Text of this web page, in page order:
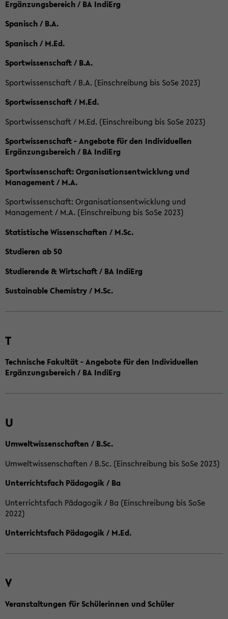
Ergänzungsbereich / BA IndiErg
Spanisch / B.A.
Spanisch / M.Ed.
Sportwissenschaft / B.A.
Sportwissenschaft / B.A. (Einschreibung bis SoSe 2023)
Sportwissenschaft / M.Ed.
Sportwissenschaft / M.Ed. (Einschreibung bis SoSe 2023)
Sportwissenschaft - Angebote für den Individuellen
Ergänzungsbereich / BA IndiErg
Sportwissenschaft: Organisationsentwicklung und
Management / M.A.
Sportwissenschaft: Organisationsentwicklung und
Management / M.A. (Einschreibung bis SoSe 2023)
Statistische Wissenschaften / M.Sc.
Studieren ab 50
Studierende & Wirtschaft / BA IndiErg
Sustainable Chemistry / M.Sc.
T
Technische Fakultät - Angebote für den Individuellen
Ergänzungsbereich / BA IndiErg
U
Umweltwissenschaften / B.Sc.
Umweltwissenschaften / B.Sc. (Einschreibung bis SoSe 2023)
Unterrichtsfach Pädagogik / Ba
Unterrichtsfach Pädagogik / Ba (Einschreibung bis SoSe
2022)
Unterrichtsfach Pädagogik / M.Ed.
V
Veranstaltungen für Schülerinnen und Schüler